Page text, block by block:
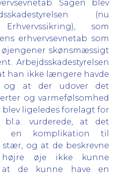
Sagen blev
(nu
Erhvervssikring), som
erhvervsevnetab som
skønsmæssigt
Arbejdsskadestyrelsen
han ikke længere havde
og at der udover det
og varmefølsomhed
ligeledes forelagt for
bl.a. vurderede, at det
en komplikation til
og at de beskrevne
højre øje ikke kunne
at de kunne have en